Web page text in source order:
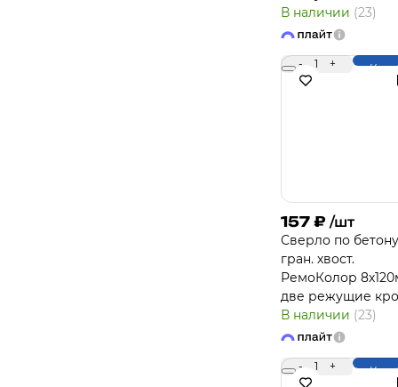
В наличии (23)
- 1 +
157 ₽ /шт
Сверло по
гран. хвост.
РемоКолор
две режущие
В наличии (23)
- 1 +